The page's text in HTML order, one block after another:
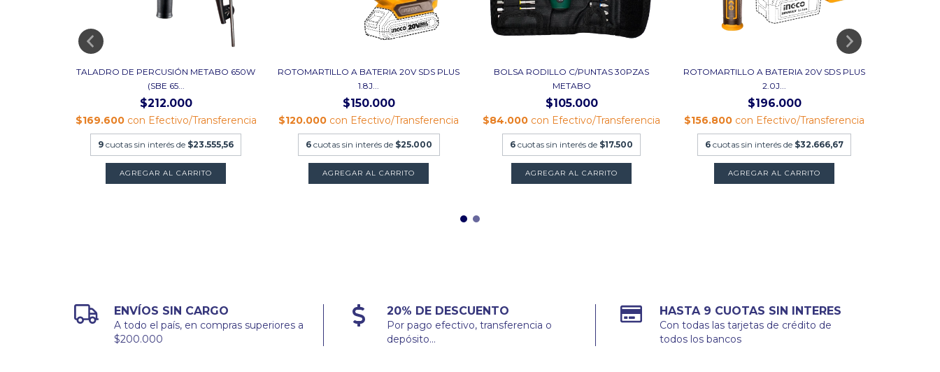
TALADRO DE PERCUSIÓN METABO 650W
(SBE 65...
$212.000
$169.600 con Efectivo/Transferencia
9 cuotas sin interés de $23.555,56
ROTOMARTILLO A BATERIA 20V SDS PLUS
1.8J...
$150.000
$120.000 con Efectivo/Transferencia
6 cuotas sin interés de $25.000
BOLSA RODILLO C/PUNTAS 30PZAS
METABO
$105.000
$84.000 con Efectivo/Transferencia
6 cuotas sin interés de $17.500
ROTOMARTILLO A BATERIA 20V SDS PLUS
2.0J...
$196.000
$156.800 con Efectivo/Transferencia
6 cuotas sin interés de $32.666,67
ENVÍOS SIN CARGO
A todo el país, en compras superiores a
$200.000
20% DE DESCUENTO
Por pago efectivo, transferencia o
depósito...
HASTA 9 CUOTAS SIN INTERES
Con todas las tarjetas de crédito de
todos los bancos